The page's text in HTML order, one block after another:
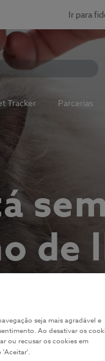
Ir para
Tracker Parcerias
de
seja mais agradável e
Ao desativar os
ou recusar os cookies em
'Aceitar'.